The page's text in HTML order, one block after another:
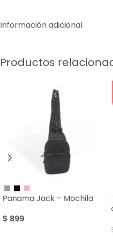
Información adicional
Productos
Panama Jack – Mochila
$ 899